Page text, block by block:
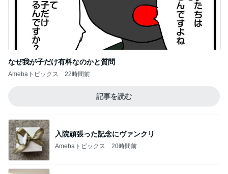
なぜ我が子だけ有料なのかと質問
Amebaトピックス 22時間前
記事を読む
入院頑張った記念にヴァンクリ
Amebaトピックス 20時間前